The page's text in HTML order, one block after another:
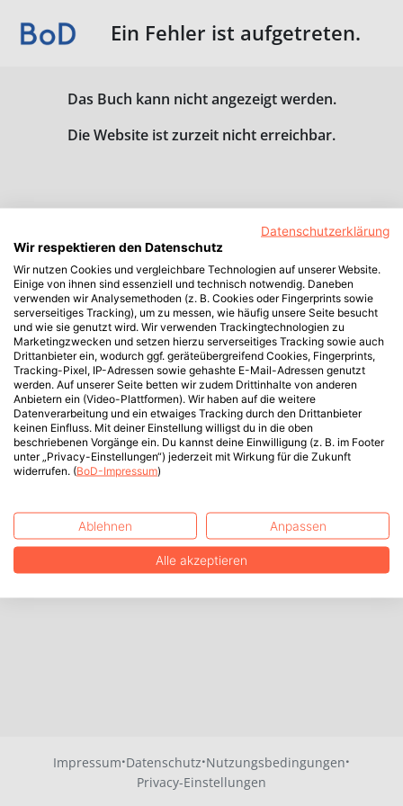
Ein Fehler ist aufgetreten.
Das Buch kann nicht angezeigt werden.
Die Website ist zurzeit nicht erreichbar.
Impressum·Datenschutz·Nutzungsbedingungen·
Privacy-Einstellungen
Datenschutzerklärung
Wir respektieren den Datenschutz
Wir nutzen Cookies und vergleichbare Technologien auf unserer Website.
Einige von ihnen sind essenziell und technisch notwendig. Daneben
verwenden wir Analysemethoden (z. B. Cookies oder Fingerprints sowie
serverseitiges Tracking), um zu messen, wie häufig unsere Seite besucht
und wie sie genutzt wird. Wir verwenden Trackingtechnologien zu
Marketingzwecken und setzen hierzu serverseitiges Tracking sowie auch
Drittanbieter ein, wodurch ggf. geräteübergreifend Cookies, Fingerprints,
Tracking-Pixel, IP-Adressen sowie gehashte E-Mail-Adressen genutzt
werden. Auf unserer Seite betten wir zudem Drittinhalte von anderen
Anbietern ein (Video-Plattformen). Wir haben auf die weitere
Datenverarbeitung und ein etwaiges Tracking durch den Drittanbieter
keinen Einfluss. Mit deiner Einstellung willigst du in die oben
beschriebenen Vorgänge ein. Du kannst deine Einwilligung (z. B. im Footer
unter „Privacy-Einstellungen“) jederzeit mit Wirkung für die Zukunft
widerrufen. (BoD-Impressum)
Ablehnen Anpassen
Alle akzeptieren